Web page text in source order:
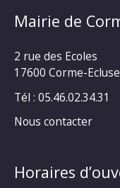
Mairie de
2 rue des Ecoles
17600 Corme-Ecluse
Tél : 05.46.02.34.31
Nous contacter
Horaires